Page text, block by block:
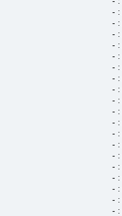
- :
- :
- :
- :
- :
- :
- :
- :
- :
- :
- :
- :
- :
- :
- :
- :
- :
- :
- :